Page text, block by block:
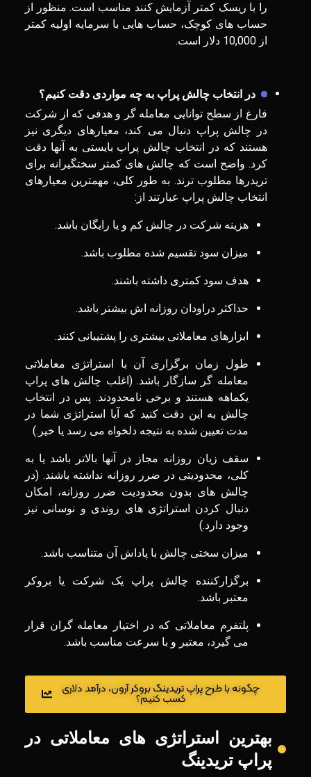
را با ریسک کمتر آزمایش کنند مناسب است. منظور از
حساب های کوچک، حساب ‌هایی با سرمایه اولیه کمتر
از 10,000 دلار است.
در انتخاب چالش پراپ به چه مواردی دقت کنیم؟
فارغ از سطح توانایی معامله گر و هدفی که از شرکت
در چالش پراپ دنبال می کند، معیارهای دیگری نیز
هستند که در انتخاب چالش پراپ بایستی به آنها دقت
کرد. واضح است که چالش های کمتر سختگیرانه برای
تریدرها مطلوب ترند. به طور کلی، مهمترین معیارهای
انتخاب چالش پراپ عبارتند از:
هزینه شرکت در چالش کم و یا رایگان باشد.
میزان سود تقسیم شده مطلوب باشد.
هدف سود کمتری داشته باشند.
حداکثر دراودان روزانه اش بیشتر باشد.
ابزارهای معاملاتی بیشتری را پشتیبانی کنند.
طول زمان برگزاری آن با استراتژی معاملاتی
معامله گر سازگار باشد. (اغلب چالش های پراپ
یکماهه هستند و برخی نامحدودند. پس در انتخاب
چالش به این دقت کنید که آیا استراتژی شما در
مدت تعیین شده به نتیجه دلخواه می رسد یا خیر.)
سقف زیان روزانه مجاز در آنها بالاتر باشد یا به
کلی، محدودیتی در ضرر روزانه نداشته باشند. (در
چالش های بدون محدودیت ضرر روزانه، امکان
دنبال کردن استراتژی های روندی و نوسانی نیز
وجود دارد.)
میزان سختی چالش با پاداش آن متناسب باشد.
برگزارکننده چالش پراپ یک شرکت یا بروکر
معتبر باشد.
پلتفرم معاملاتی که در اختیار معامله گران قرار
می گیرد، معتبر و با سرعت مناسب باشد.
چگونه با طرح پراپ تریدینگ بروکر آرون، درآمد دلاری
کسب کنیم؟
بهترین استراتژی های معاملاتی در
پراپ تریدینگ